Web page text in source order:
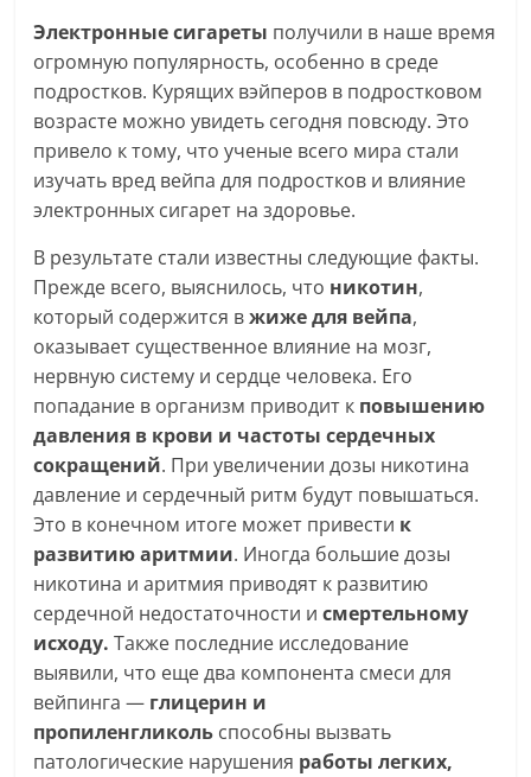
Электронные сигареты получили в наше время
огромную популярность, особенно в среде
подростков. Курящих вэйперов в подростковом
возрасте можно увидеть сегодня повсюду. Это
привело к тому, что ученые всего мира стали
изучать вред вейпа для подростков и влияние
электронных сигарет на здоровье.
В результате стали известны следующие факты.
Прежде всего, выяснилось, что никотин,
который содержится вжиже для вейпа,
оказывает существенное влияние на мозг,
нервную систему и сердце человека. Его
попадание в организм приводит к повышению
давления в крови и частоты сердечных
сокращений. При увеличении дозы никотина
давление и сердечный ритм будут повышаться.
Это в конечном итоге может привести к
развитию аритмии. Иногда большие дозы
никотина и аритмия приводят к развитию
сердечной недостаточности исмертельному
исходу. Также последние исследование
выявили, что еще два компонента смеси для
вейпинга — глицерин и
пропиленгликоль способны вызвать
патологические нарушения работы легких,